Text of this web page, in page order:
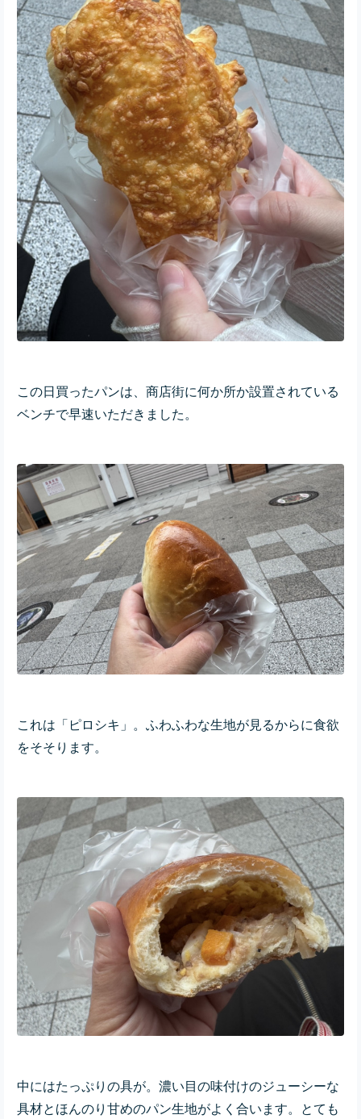
この日買ったパンは、商店街に何か所か設置されている
ベンチで早速いただきました。
これは「ピロシキ」。ふわふわな生地が見るからに食欲
をそそります。
中にはたっぷりの具が。濃い目の味付けのジューシーな
具材とほんのり甘めのパン生地がよく合います。とても